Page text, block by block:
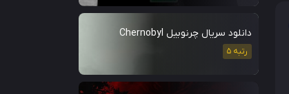
دانلود سریال چرنوبیل Chernobyl
رتبه 5